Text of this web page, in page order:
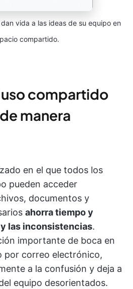
vida a las ideas de su equipo en
compartido.
uso compartido
manera
en el que todos los
pueden acceder
documentos y
ahorra tiempo y
las inconsistencias.
importante de boca en
por correo electrónico,
a la confusión y deja a
equipo desorientados.